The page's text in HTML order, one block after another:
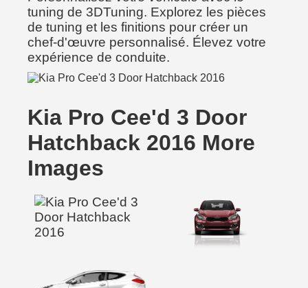
tuning de 3DTuning. Explorez les pièces
de tuning et les finitions pour créer un
chef-d'œuvre personnalisé. Élevez votre
expérience de conduite.
Kia Pro Cee'd 3 Door
Hatchback 2016 More
Images